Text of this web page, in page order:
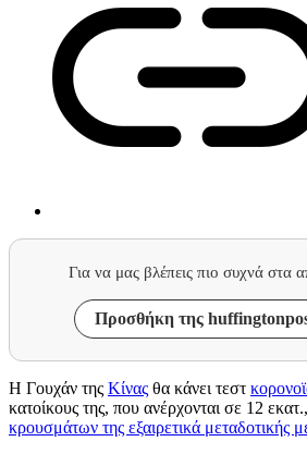
Για να μας βλέπεις πιο συχνά στα
Προσθήκη της
Η Γουχάν της Κίνας θα κάνει τεστ
κατοίκους της, που ανέρχονται σε 12
κρουσμάτων της εξαιρετικά μεταδοτικής